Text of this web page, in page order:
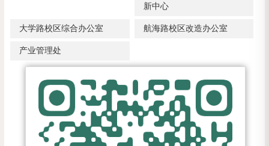
新中心
大学路校区综合办公室 航海路校区改造办公室
产业管理处